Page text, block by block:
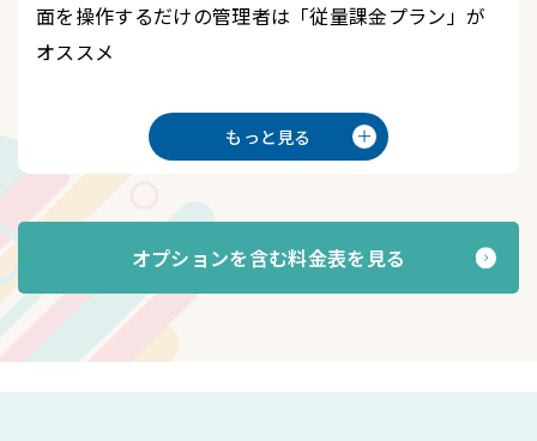
面を操作するだけの管理者は「従量課金プラン」が
オススメ
もっと見る
オプションを含む料金表を見る